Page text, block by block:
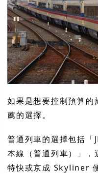
如果是想要控制預算的
薦的選擇。
普通列車的選擇包括「
本線（普通列車）」，
特快或京成 Skyliner